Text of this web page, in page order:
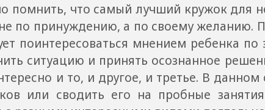
что самый лучший кружок для
по принуждению, а по своему желанию.
поинтересоваться мнением ребенка по
ситуацию и принять осознанное
и то, и другое, и третье. В
или сводить его на пробные